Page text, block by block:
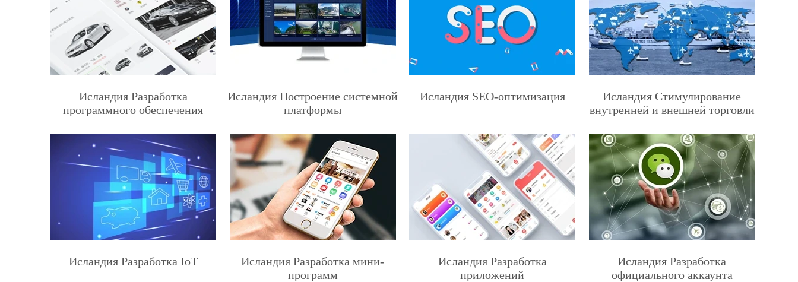
Исландия Разработка
программного обеспечения
Исландия Построение системной
платформы
Исландия SEO-оптимизация
Исландия Стимулирование
внутренней и внешней торговли
Исландия Разработка IoT
Исландия Разработка мини-
программ
Исландия Разработка
приложений
Исландия Разработка
официального аккаунта